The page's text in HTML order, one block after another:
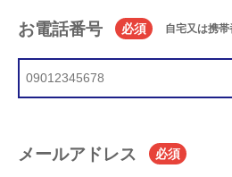
お電話番号 必須 自宅又は携帯
メールアドレス 必須